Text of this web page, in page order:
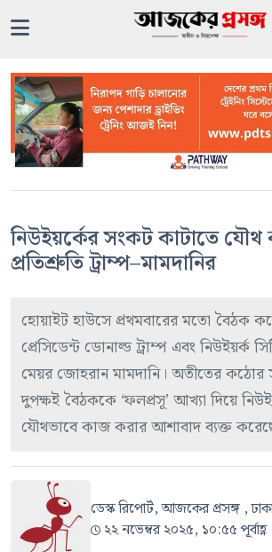
নিউইয়র্কের সংকট কাটাতে
প্রতিশ্রুতি ট্রাম্প–মামদানির
হোয়াইট হাউসে প্রথমবারের মতো বৈঠক
প্রেসিডেন্ট ডোনাল্ড ট্রাম্প এবং নিউইয়র্ক
মেয়র জোহরান মামদানি। অতীতের কঠোর
দুপক্ষই বৈঠককে ‘ফলপ্রসূ’ আখ্যা দিয়ে
যৌথভাবে কাজ করার আশাবাদ ব্যক্ত
ডেস্ক রিপোর্ট, আজকের প্রসঙ্গ , ঢাকা
২২ নভেম্বর ২০২৫, ১০:৫৫ পূর্বাহ্ণ